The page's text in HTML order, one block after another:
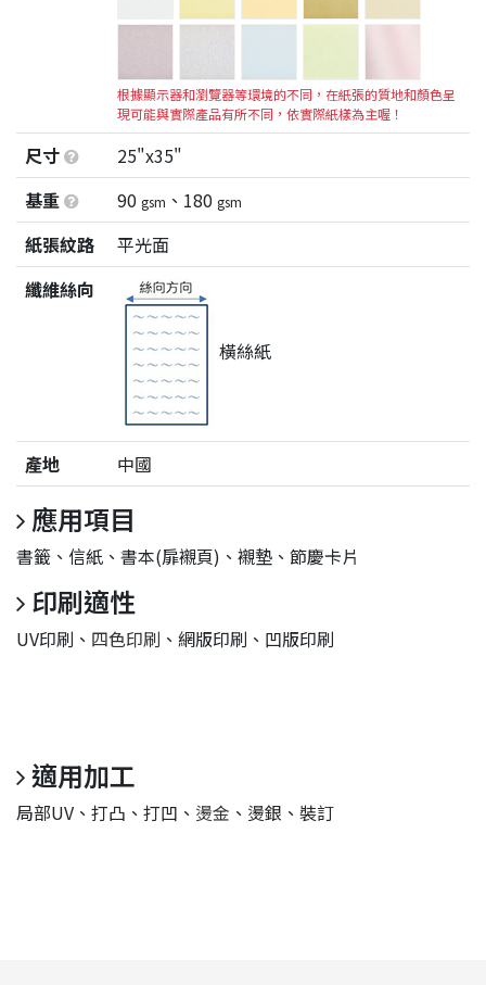
根據顯示器和瀏覽器等環境的不同，在紙張的質地和顏色呈
現可能與實際產品有所不同，依實際紙樣為主喔！
尺寸
25"x35"
基重
90 gsm 、180 gsm
紙張紋路
平光面
纖維絲向
橫絲紙
產地 中國
應用項目
書籤、信紙、書本(扉襯頁)、襯墊、節慶卡片
印刷適性
UV印刷、 四色印刷 、網版印刷、凹版印刷
適用加工
局部UV、打凸、打凹、 燙金 、燙銀、裝訂